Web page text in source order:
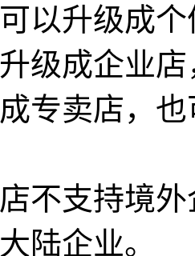
以升级成
级成企业
专卖店，
不支持境
陆企业。